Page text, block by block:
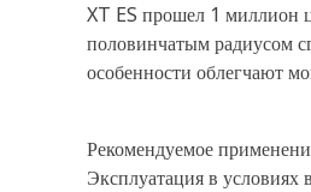
XT ES прошел 1 миллион
половинчатым радиусом
особенности облегчают
Рекомендуемое
Эксплуатация в условиях